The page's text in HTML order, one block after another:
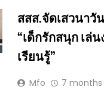
สสส.จัดเสวนาวั
“เด็กรักสนุก เล่น
เรียนรู้”
Mfo
7 months